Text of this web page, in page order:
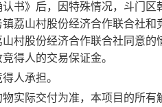
书》后， 因特殊情况， 斗门区
镇荔山村股份经济合作联合社和
村股份经济合作联合社 同意的
得人的交易保证金。
得人承担。
实际交付为准，本项目的所有